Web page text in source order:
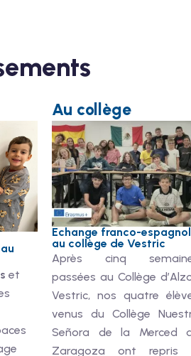
et
Au collège
Echange franco-espagnol
au collège de Vestric
Après cinq
passées au Collège
Vestric, nos quatre
venus du Collège
Señora de la Merced
Zaragoza ont repris